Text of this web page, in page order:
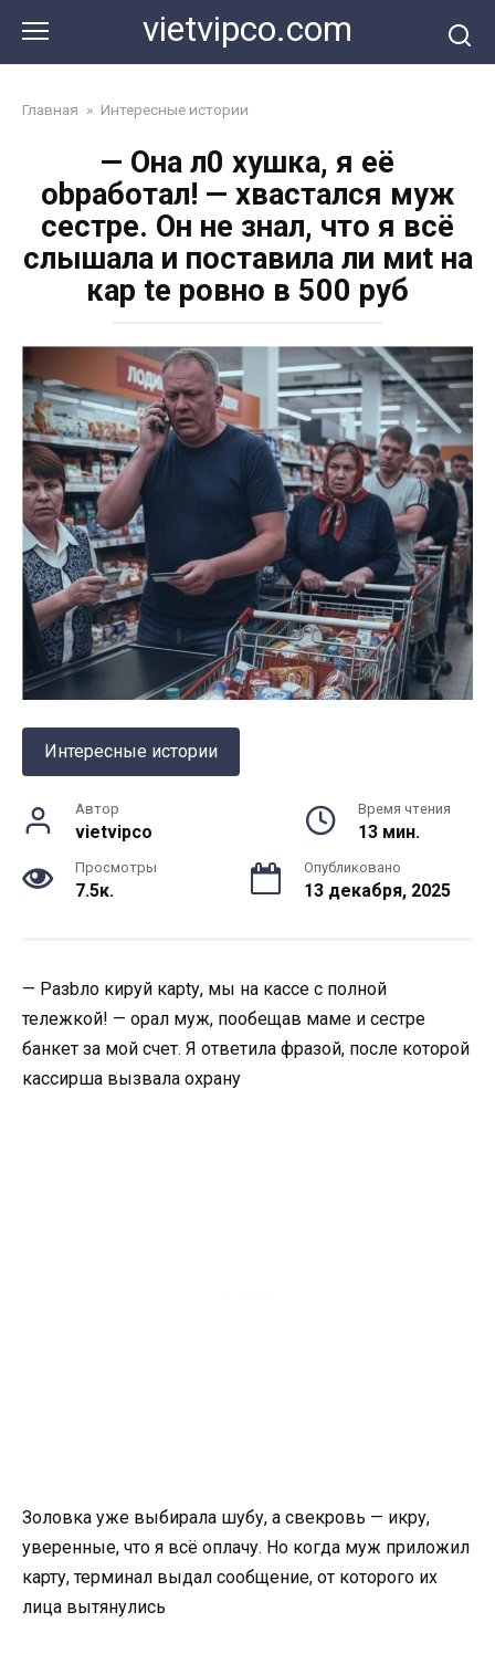
контенту
vietvipco.com
Главная » Интересные истории
— Она л0 хушка, я её
оbработал! — хвастался муж
сестре. Он не знал, что я всё
слышала и поставила ли миt на
кар tе ровно в 500 руб
Интересные истории
Автор
vietvipco
Время чтения
13 мин.
Просмотры
7.5к.
Опубликовано
13 декабря, 2025
— Разbло кируй карtу, мы на кассе с полной
тележкой! — орал муж, пообещав маме и сестре
банкет за мой счет. Я ответила фразой, после которой
кассирша вызвала охрану
Золовка уже выбирала шубу, а свекровь — икру,
уверенные, что я всё оплачу. Но когда муж приложил
карту, терминал выдал сообщение, от которого их
лица вытянулись